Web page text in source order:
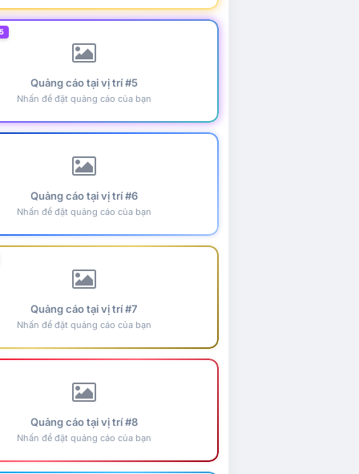
Quảng cáo tại vị trí #5
Nhấn để đặt quảng cáo của bạn
Quảng cáo tại vị trí #6
Nhấn để đặt quảng cáo của bạn
Quảng cáo tại vị trí #7
Nhấn để đặt quảng cáo của bạn
Quảng cáo tại vị trí #8
Nhấn để đặt quảng cáo của bạn